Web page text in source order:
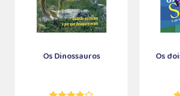
Os Dinossauros Os